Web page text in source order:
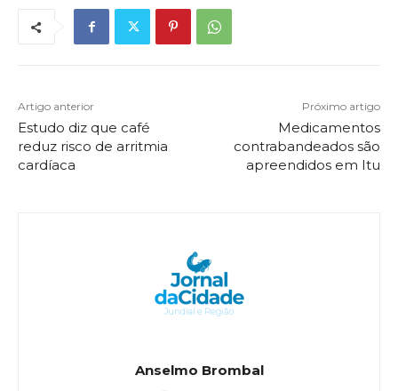
Artigo anterior
Estudo diz que café
reduz risco de arritmia
cardíaca
Próximo artigo
Medicamentos
contrabandeados são
apreendidos em Itu
Anselmo Brombal